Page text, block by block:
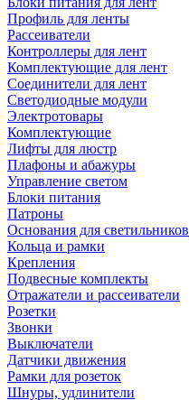
Профиль для ленты
Рассеиватели
Контроллеры для лент
Комплектующие для лент
Соединители для лент
Светодиодные модули
Электротовары
Комплектующие
Лифты для люстр
Плафоны и абажуры
Управление светом
Блоки питания
Патроны
Основания для светильников
Кольца и рамки
Крепления
Подвесные комплекты
Отражатели и рассеиватели
Розетки
Звонки
Выключатели
Датчики движения
Рамки для розеток
Шнуры, удлинители